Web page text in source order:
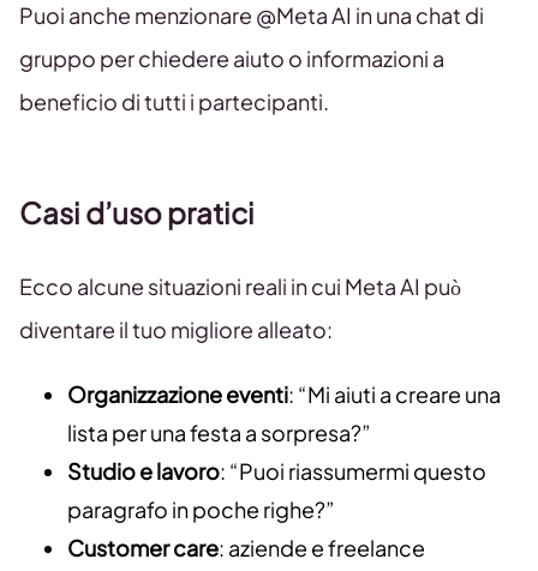
Puoi anche menzionare @Meta AI in una chat di
gruppo per chiedere aiuto o informazioni a
beneficio di tutti i partecipanti.
Casi d’uso pratici
Ecco alcune situazioni reali in cui Meta AI può
diventare il tuo migliore alleato:
Organizzazione eventi: “Mi aiuti a creare una
lista per una festa a sorpresa?”
Studio e lavoro: “Puoi riassumermi questo
paragrafo in poche righe?”
Customer care: aziende e freelance